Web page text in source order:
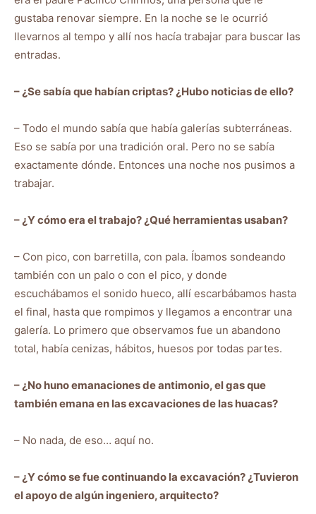
gustaba renovar siempre. En la noche se le ocurrió
llevarnos al tempo y allí nos hacía trabajar para buscar las
entradas.
– ¿Se sabía que habían criptas? ¿Hubo noticias de ello?
– Todo el mundo sabía que había galerías subterráneas.
Eso se sabía por una tradición oral. Pero no se sabía
exactamente dónde. Entonces una noche nos pusimos a
trabajar.
– ¿Y cómo era el trabajo? ¿Qué herramientas usaban?
– Con pico, con barretilla, con pala. Íbamos sondeando
también con un palo o con el pico, y donde
escuchábamos el sonido hueco, allí escarbábamos hasta
el final, hasta que rompimos y llegamos a encontrar una
galería. Lo primero que observamos fue un abandono
total, había cenizas, hábitos, huesos por todas partes.
– ¿No huno emanaciones de antimonio, el gas que
también emana en las excavaciones de las huacas?
– No nada, de eso… aquí no.
– ¿Y cómo se fue continuando la excavación? ¿Tuvieron
el apoyo de algún ingeniero, arquitecto?